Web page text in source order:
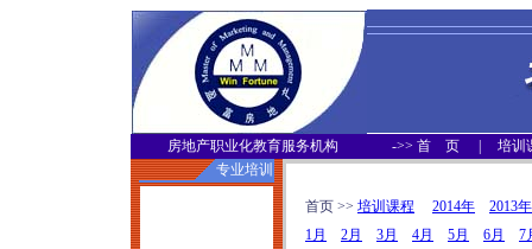
房地产职业化教育服务机构 ->> 首 页
培训
专业培训
首页 >> 培训课程 2014年
2013年
1月
2月 3月 4月 5月 6月 7